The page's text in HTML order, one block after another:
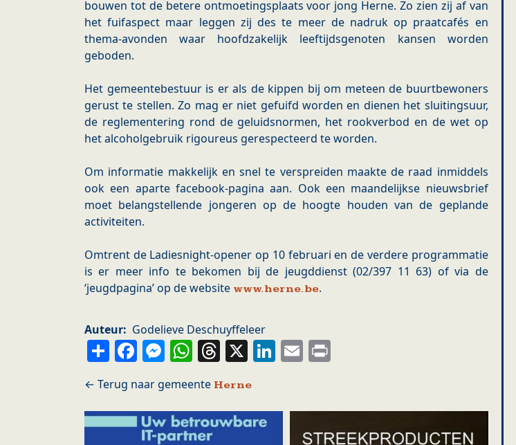
bouwen tot de betere ontmoetingsplaats voor jong Herne. Zo zien zij af van
het fuifaspect maar leggen zij des te meer de nadruk op praatcafés en
thema-avonden waar hoofdzakelijk leeftijdsgenoten kansen worden
geboden.
Het gemeentebestuur is er als de kippen bij om meteen de buurtbewoners
gerust te stellen. Zo mag er niet gefuifd worden en dienen het sluitingsuur,
de reglementering rond de geluidsnormen, het rookverbod en de wet op
het alcoholgebruik rigoureus gerespecteerd te worden.
Om informatie makkelijk en snel te verspreiden maakte de raad inmiddels
ook een aparte facebook-pagina aan. Ook een maandelijkse nieuwsbrief
moet belangstellende jongeren op de hoogte houden van de geplande
activiteiten.
Omtrent de Ladiesnight-opener op 10 februari en de verdere programmatie
is er meer info te bekomen bij de jeugddienst (02/397 11 63) of via de
‘jeugdpagina’ op de website www.herne.be.
Auteur Godelieve Deschuyffeleer
ShareFacebook
Messenger
WhatsApp
Threads
X LinkedIn
Email
Herne